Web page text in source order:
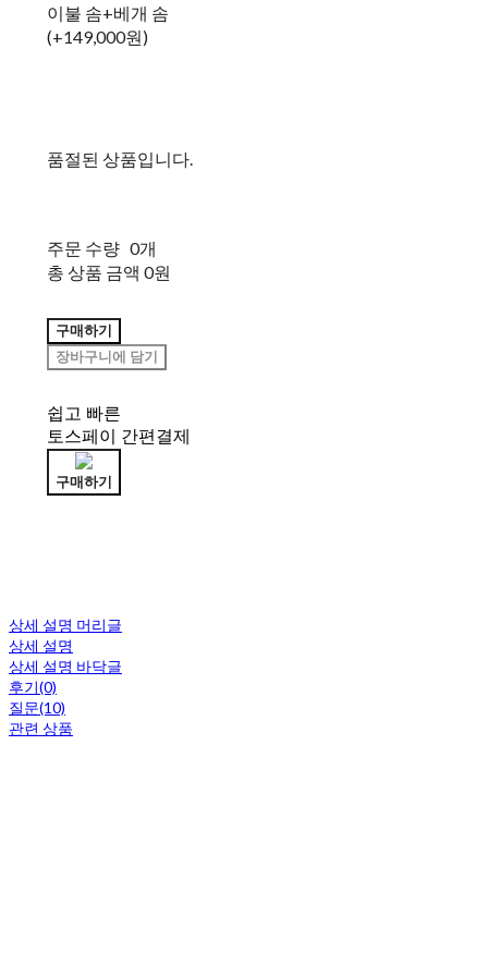
이불 솜+베개 솜
(+149,000원)
품절된 상품입니다.
주문 수량 0개
총 상품 금액 0원
구매하기
장바구니에 담기
쉽고 빠른
토스페이 간편결제
구매하기
상세 설명 머리글
상세 설명
상세 설명 바닥글
후기(0)
질문(10)
관련 상품